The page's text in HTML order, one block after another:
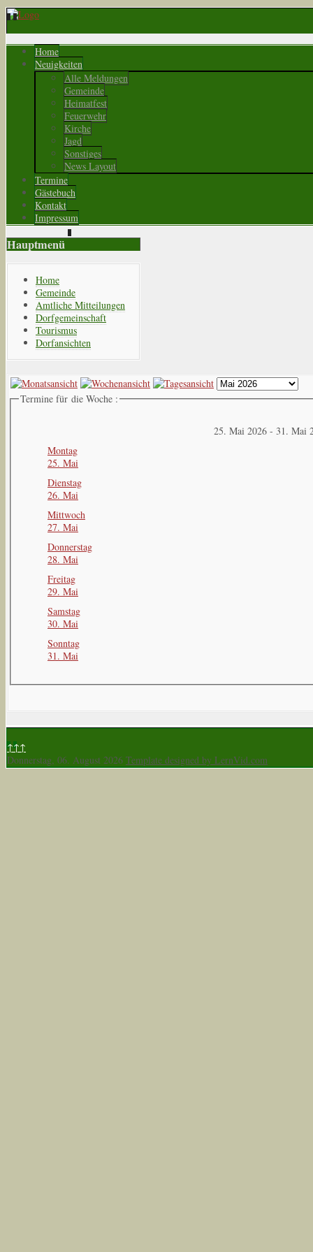
Home
Neuigkeiten
Alle Meldungen
Gemeinde
Heimatfest
Feuerwehr
Kirche
Jagd
Sonstiges
News Layout
Termine
Gästebuch
Kontakt
Impressum
Hauptmenü
Home
Gemeinde
Amtliche Mitteilungen
Dorfgemeinschaft
Tourismus
Dorfansichten
Termine für die Woche :
25. Mai 2026 - 31. Mai
Montag
25. Mai
Dienstag
26. Mai
Mittwoch
27. Mai
Donnerstag
28. Mai
Freitag
29. Mai
Samstag
30. Mai
Sonntag
31. Mai
↑↑↑
Donnerstag, 06. August 2026 Template designed by LernVid.com